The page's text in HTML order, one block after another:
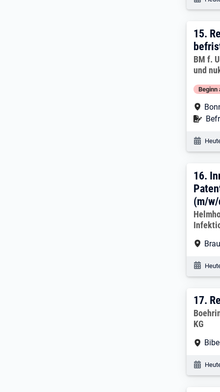
15.
15.
BM f.
und
Beginn
16.
16.
(m/
17.
17.
KG